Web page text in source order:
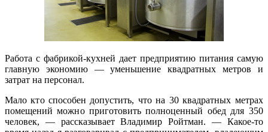
Работа с фабрикой-кухней дает предприятию питания самую
главную экономию — уменьшение квадратных метров и
затрат на персонал.
Мало кто способен допустить, что на 30 квадратных метрах
помещений можно приготовить полноценный обед для 350
человек, — рассказывает Владимир Ройтман. — Какое-то